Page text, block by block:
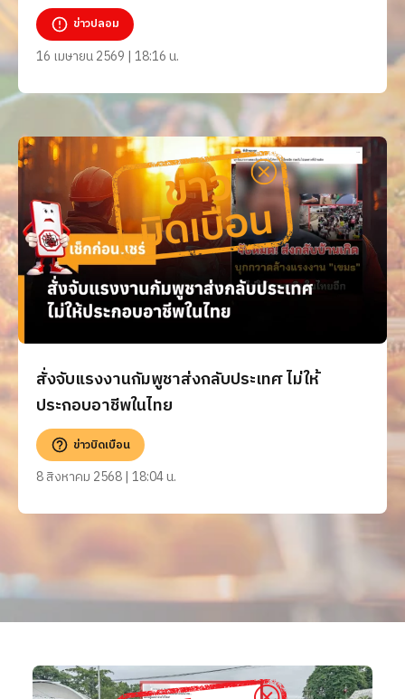
ข่าวปลอม
16 เมษายน 2569 | 18:16 น.
สั่งจับแรงงานกัมพูชาส่งกลับประเทศ ไม่ให้
ประกอบอาชีพในไทย
ข่าวบิดเบือน
8 สิงหาคม 2568 | 18:04 น.